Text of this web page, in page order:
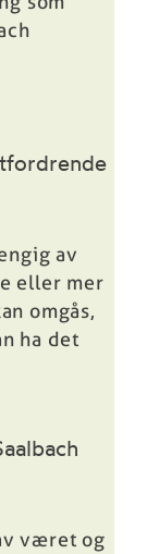
av
eller mer
omgås,
ha det
været og